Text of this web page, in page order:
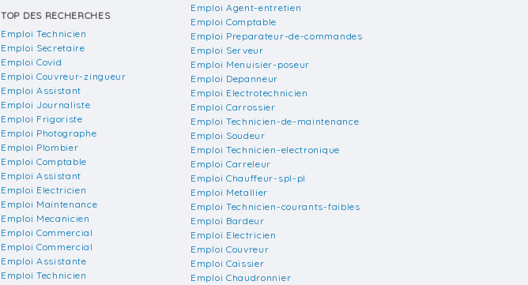
TOP DES RECHERCHES
Emploi Technicien
Emploi Secretaire
Emploi Covid
Emploi Couvreur-zingueur
Emploi Assistant
Emploi Journaliste
Emploi Frigoriste
Emploi Photographe
Emploi Plombier
Emploi Comptable
Emploi Assistant
Emploi Electricien
Emploi Maintenance
Emploi Mecanicien
Emploi Commercial
Emploi Commercial
Emploi Assistante
Emploi Technicien
Emploi Agent-entretien
Emploi Comptable
Emploi Preparateur-de-commandes
Emploi Serveur
Emploi Menuisier-poseur
Emploi Depanneur
Emploi Electrotechnicien
Emploi Carrossier
Emploi Technicien-de-maintenance
Emploi Soudeur
Emploi Technicien-electronique
Emploi Carreleur
Emploi Chauffeur-spl-pl
Emploi Metallier
Emploi Technicien-courants-faibles
Emploi Bardeur
Emploi Electricien
Emploi Couvreur
Emploi Caissier
Emploi Chaudronnier